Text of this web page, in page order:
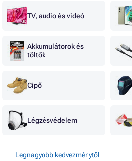
TV, audio és videó
Akkumulátorok és
töltők
Cipő
Légzésvédelem
Legnagyobb kedvezménytől